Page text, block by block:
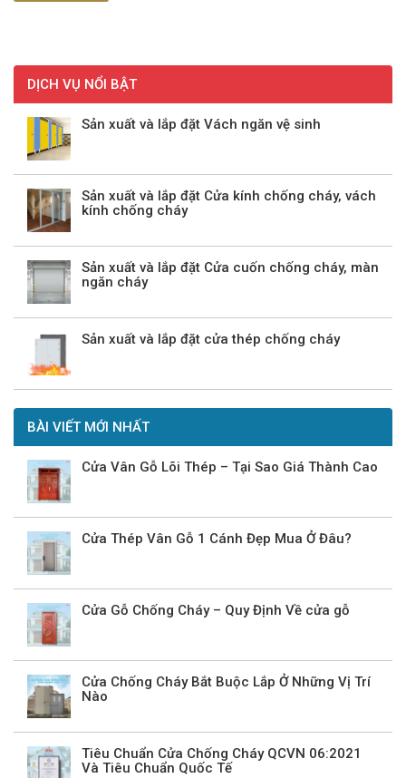
DỊCH VỤ NỔI BẬT
Sản xuất và lắp đặt Vách ngăn vệ sinh
Sản xuất và lắp đặt Cửa kính chống cháy, vách
kính chống cháy
Sản xuất và lắp đặt Cửa cuốn chống cháy, màn
ngăn cháy
Sản xuất và lắp đặt cửa thép chống cháy
BÀI VIẾT MỚI NHẤT
Cửa Vân Gỗ Lõi Thép – Tại Sao Giá Thành Cao
Cửa Thép Vân Gỗ 1 Cánh Đẹp Mua Ở Đâu?
Cửa Gỗ Chống Cháy – Quy Định Về cửa gỗ
Cửa Chống Cháy Bắt Buộc Lắp Ở Những Vị Trí
Nào
Tiêu Chuẩn Cửa Chống Cháy QCVN 06:2021
Và Tiêu Chuẩn Quốc Tế